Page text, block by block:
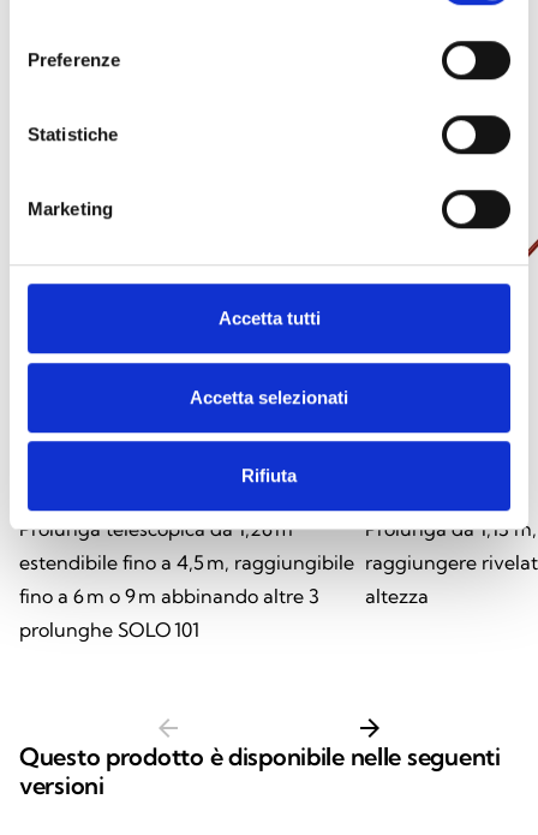
Preferenze
Statistiche
Marketing
Accetta tutti
Accetta selezionati
Rifiuta
Prolunga telescopica da 1,26 m
estendibile fino a 4,5 m, raggiungibile
fino a 6 m o 9 m abbinando altre 3
prolunghe SOLO 101
Prolunga da 1,13
raggiungere
altezza
arrow_back arrow_forward
Questo prodotto è disponibile nelle seguenti
versioni